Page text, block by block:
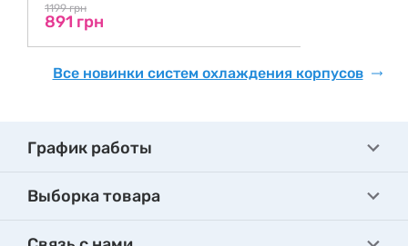
1199 грн
891 грн
Все новинки систем охлаждения корпусов
График работы
Выборка товара